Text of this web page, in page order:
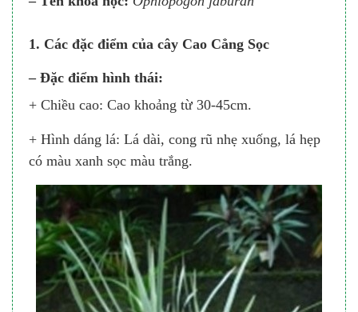
1. Các đặc điểm của cây Cao Cẳng Sọc
– Đặc điểm hình thái:
+ Chiều cao: Cao khoảng từ 30-45cm.
+ Hình dáng lá: Lá dài, cong rũ nhẹ xuống, lá hẹp
có màu xanh sọc màu trắng.